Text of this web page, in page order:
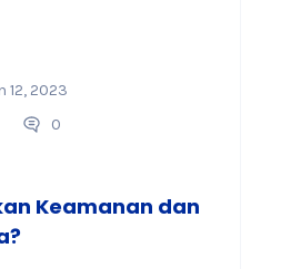
12, 2023
0
Keamanan dan